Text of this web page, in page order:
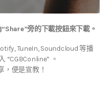
旁的下載按鈕來下載。
TuneIn, Soundcloud 等播
。
便是宣教！